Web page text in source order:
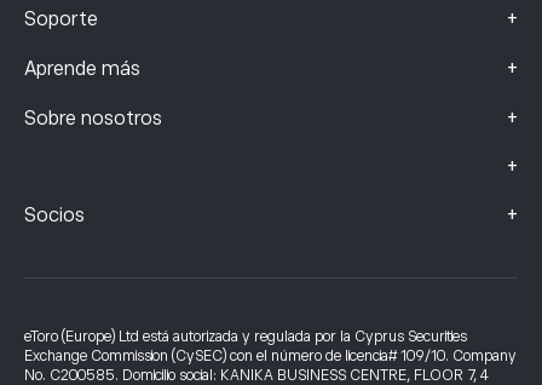
Soporte +
Aprende más +
Sobre nosotros +
+
Socios +
eToro (Europe) Ltd está autorizada y regulada por la Cyprus Securities
Exchange Commission (CySEC) con el número de licencia# 109/10. Company
No. C200585. Domicilio social: KANIKA BUSINESS CENTRE, FLOOR 7, 4